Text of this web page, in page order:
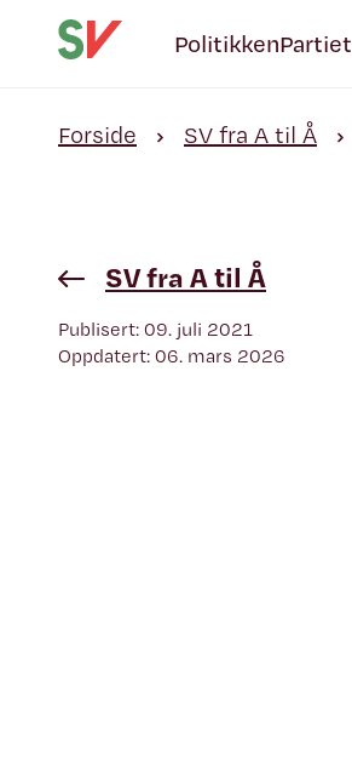
PolitikkenPartiet
Forside SV fra A til Å
SV fra A til Å
Publisert: 09. juli 2021
Oppdatert: 06. mars 2026